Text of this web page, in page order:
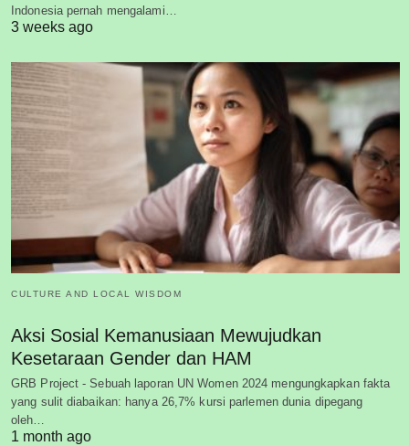
Indonesia pernah mengalami…
3 weeks ago
CULTURE AND LOCAL WISDOM
Aksi Sosial Kemanusiaan Mewujudkan
Kesetaraan Gender dan HAM
GRB Project - Sebuah laporan UN Women 2024 mengungkapkan fakta
yang sulit diabaikan: hanya 26,7% kursi parlemen dunia dipegang
oleh…
1 month ago